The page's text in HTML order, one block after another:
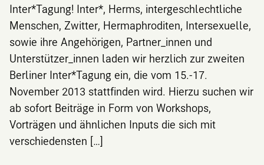
Inter*Tagung! Inter*, Herms, intergeschlechtliche
Menschen, Zwitter, Hermaphroditen, Intersexuelle,
sowie ihre Angehörigen, Partner_innen und
Unterstützer_innen laden wir herzlich zur zweiten
Berliner Inter*Tagung ein, die vom 15.-17.
November 2013 stattfinden wird. Hierzu suchen wir
ab sofort Beiträge in Form von Workshops,
Vorträgen und ähnlichen Inputs die sich mit
verschiedensten […]